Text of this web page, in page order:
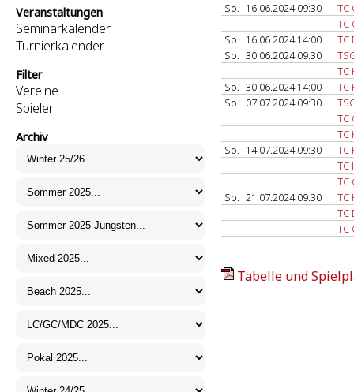
Veranstaltungen
Seminarkalender
Turnierkalender
Filter
Vereine
Spieler
Archiv
So. 16.06.2024 09:30
TC
TC
So. 16.06.2024 14:00
TC
So. 30.06.2024 09:30
TC
So. 30.06.2024 14:00
TC
So. 07.07.2024 09:30
TC
TC
So. 14.07.2024 09:30
TC
TC
TC
So. 21.07.2024 09:30
TC
TC
TC
Tabelle und